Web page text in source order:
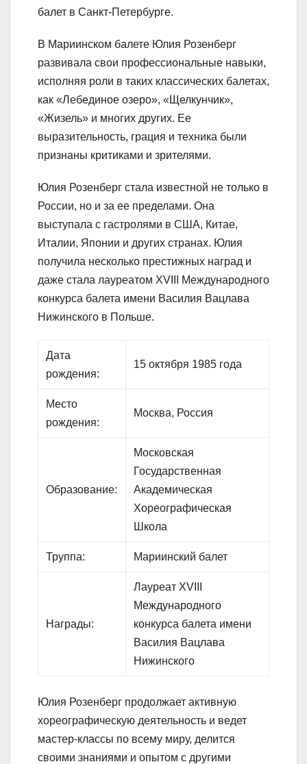
балет в Санкт-Петербурге.
В Мариинском балете Юлия Розенберг
развивала свои профессиональные навыки,
исполняя роли в таких классических балетах,
как «Лебединое озеро», «Щелкунчик»,
«Жизель» и многих других. Ее
выразительность, грация и техника были
признаны критиками и зрителями.
Юлия Розенберг стала известной не только в
России, но и за ее пределами. Она
выступала с гастролями в США, Китае,
Италии, Японии и других странах. Юлия
получила несколько престижных наград и
даже стала лауреатом XVIII Международного
конкурса балета имени Василия Вацлава
Нижинского в Польше.
Дата
рождения:
15 октября 1985 года
Место
рождения:
Москва, Россия
Образование:
Московская
Государственная
Академическая
Хореографическая
Школа
Труппа: Мариинский балет
Награды:
Лауреат XVIII
Международного
конкурса балета имени
Василия Вацлава
Нижинского
Юлия Розенберг продолжает активную
хореографическую деятельность и ведет
мастер-классы по всему миру, делится
своими знаниями и опытом с другими